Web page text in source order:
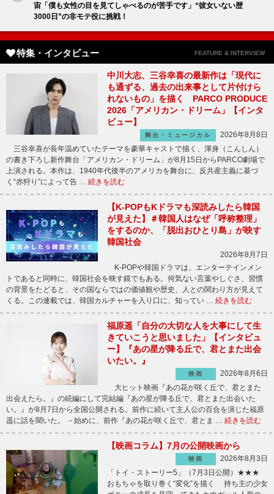
宙「僕も女性の目を見てしゃべるのが苦手です」“彼女いない歴
3000日”の非モテ役に挑戦！
特集・インタビュー FEATURE & INTERVIEW
中川大志、三谷幸喜の最新作は「現代に
も通ずる、過去の出来事として片付けら
れないもの」を描く PARCO PRODUCE
2026「アメリカン・ドリーム」【インタ
ビュー】
舞台・ミュージカル
2026年8月8日
三谷幸喜が長年温めていたテーマを豪華キャストで描く、渾身（こんしん）
の書き下ろし新作舞台「アメリカン・ドリーム」が8月15日からPARCO劇場で
上演される。本作は、1940年代後半のアメリカを舞台に、反共産主義に基づ
く“赤狩り”によって告 … 続きを読む
【K-POPもKドラマも深読みしたら韓国
が見えた】＃韓国人はなぜ「呼称整理」
をするのか、「脱出おひとり島」が映す
韓国社会
2026年8月7日
K-POPや韓国ドラマは、エンターテインメン
トであると同時に、韓国社会を映す鏡でもある。何気ない言葉やしぐさ、習慣
の背景をたどると、その国ならではの価値観や歴史、人との関わり方が見えて
くる。この連載では、韓国カルチャーを入り口に、知ってい … 続きを読む
福原遥「自分の大切な人を大事にして生
きていこうと思いました」【インタビュ
ー】『あの星が降る丘で、君とまた出会
いたい。』
映画
2026年8月6日
大ヒット映画『あの花が咲く丘で、君とまた
出会えたら。』の続編にして完結編『あの星が降る丘で、君とまた出会いた
い。』が8月7日から全国公開される。前作に続いて主人公の百合を演じた福原
遥に話を聞いた。 －始めに、前作『あの花が咲く丘で、君とま … 続きを読む
【映画コラム】7月の公開映画から
映画
2026年8月3日
「トイ・ストーリー5」（7月3日公開）★★★
おもちゃを取り巻く“変化”を描く 持ち主の少女